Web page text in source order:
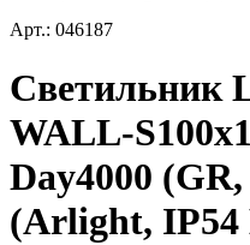
Арт.: 046187
Светильник
WALL-
Day4000
(Arlight, IP54